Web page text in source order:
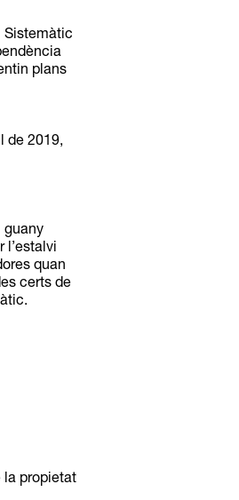
Sistemàtic
plans
de 2019,
guany
l’estalvi
quan
certs de
la propietat